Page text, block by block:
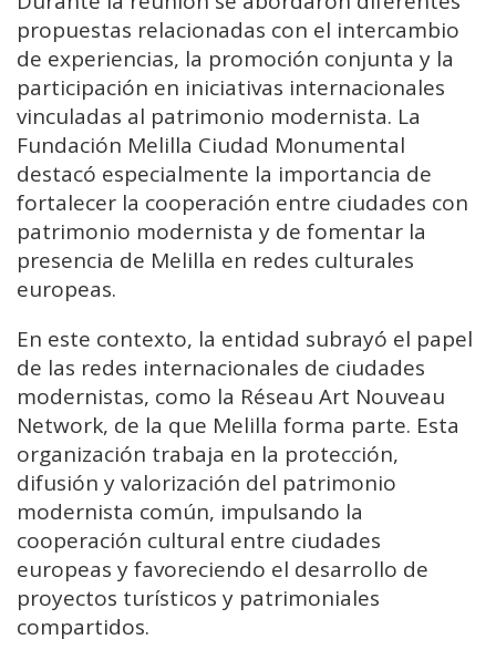
propuestas relacionadas con el intercambio
de experiencias, la promoción conjunta y la
participación en iniciativas internacionales
vinculadas al patrimonio modernista. La
Fundación Melilla Ciudad Monumental
destacó especialmente la importancia de
fortalecer la cooperación entre ciudades con
patrimonio modernista y de fomentar la
presencia de Melilla en redes culturales
europeas.
En este contexto, la entidad subrayó el papel
de las redes internacionales de ciudades
modernistas, como la Réseau Art Nouveau
Network, de la que Melilla forma parte. Esta
organización trabaja en la protección,
difusión y valorización del patrimonio
modernista común, impulsando la
cooperación cultural entre ciudades
europeas y favoreciendo el desarrollo de
proyectos turísticos y patrimoniales
compartidos.